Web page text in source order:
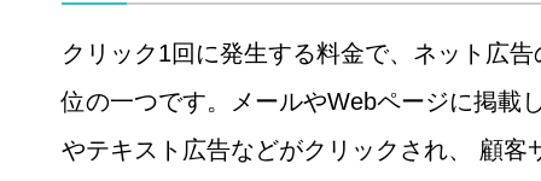
クリック1回に発生する料金で、ネット広
位の一つです。メールやWebページに掲載
やテキスト広告などがクリックされ、 顧客